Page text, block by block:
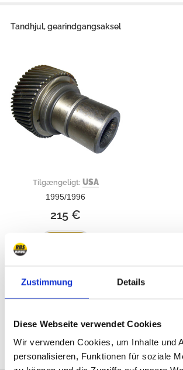
Zustimmung Details
Diese Webseite verwendet Cookies
Wir verwenden Cookies, um Inhalte und
personalisieren, Funktionen für soziale
Tandhjul, gearindgangsaksel
Tilgængeligt: USA
1995/1996
215 €